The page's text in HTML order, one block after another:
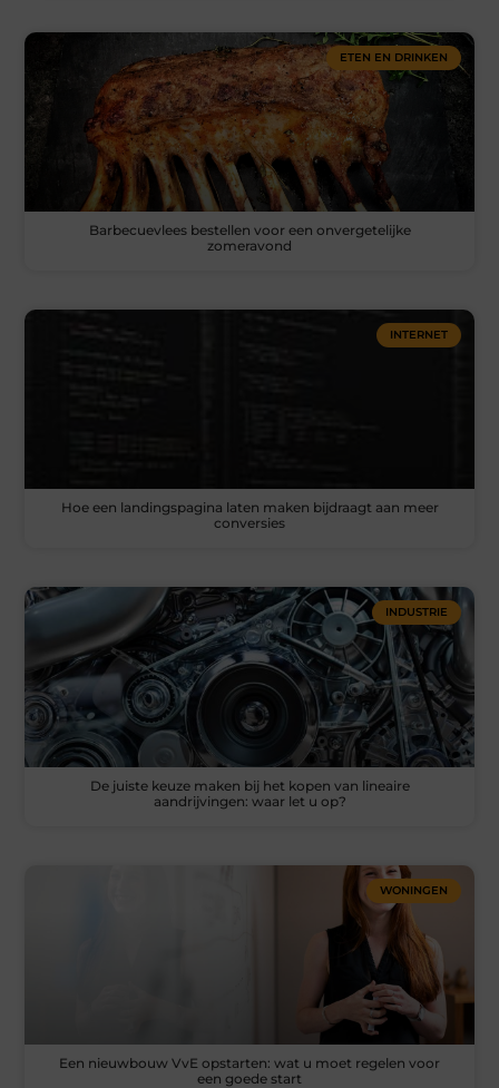
ETEN EN DRINKEN
Barbecuevlees bestellen voor een onvergetelijke
zomeravond
INTERNET
Hoe een landingspagina laten maken bijdraagt aan meer
conversies
INDUSTRIE
De juiste keuze maken bij het kopen van lineaire
aandrijvingen: waar let u op?
WONINGEN
Een nieuwbouw VvE opstarten: wat u moet regelen voor
een goede start